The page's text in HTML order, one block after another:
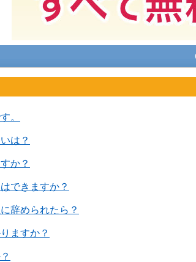
。
は？
か？
できますか？
辞められたら？
ますか？